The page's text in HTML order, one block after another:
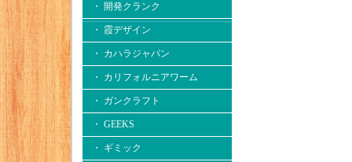
・ 開発クランク
・ 霞デザイン
・ カハラジャパン
・ カリフォルニアワーム
・ ガンクラフト
・ GEEKS
・ ギミック